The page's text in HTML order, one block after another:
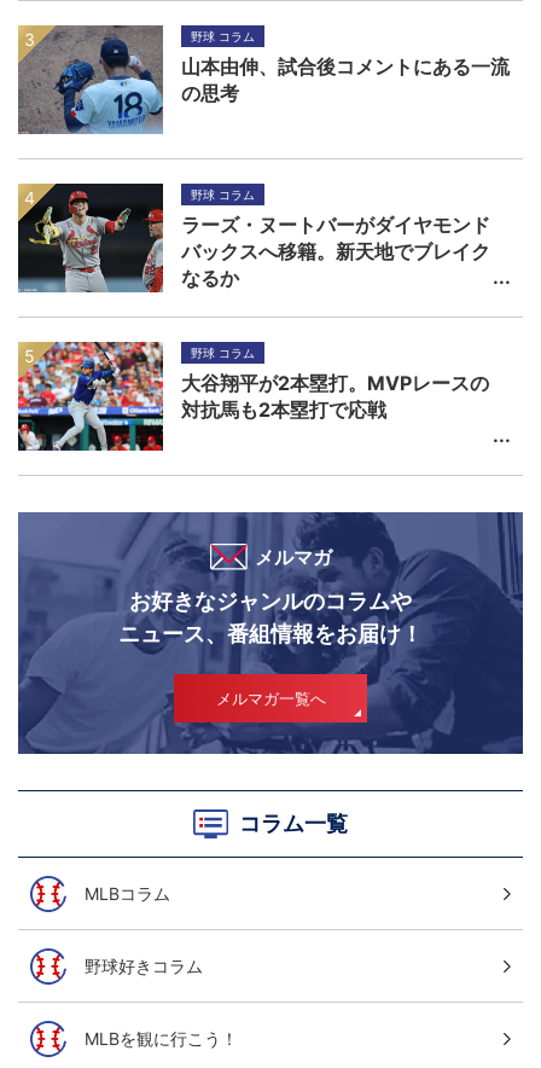
野球 コラム
山本由伸、試合後コメントにある一流
の思考
野球 コラム
ラーズ・ヌートバーがダイヤモンド
バックスへ移籍。新天地でブレイク
なるか
野球 コラム
大谷翔平が2本塁打。MVPレースの
対抗馬も2本塁打で応戦
メルマガ
お好きなジャンルのコラムや
ニュース、番組情報をお届け！
メルマガ一覧へ
コラム一覧
MLBコラム
野球好きコラム
MLBを観に行こう！